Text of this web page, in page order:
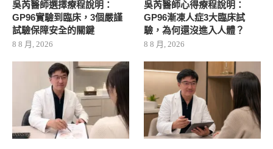
吳芮醫師選擇療程說明：
GP96實驗到臨床，3個嚴謹
試驗保障安全的關鍵
8 8 月, 2026
吳芮醫師心得療程說明：
GP96漸凍人症3大臨床試
驗，為何還沒進入人體？
8 8 月, 2026